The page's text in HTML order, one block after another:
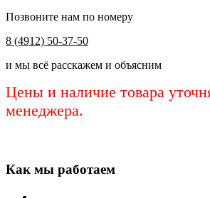
Позвоните нам по номеру
8 (4912) 50-37-50
и мы всё расскажем и объясним
Цены и наличие товара
менеджера.
Как мы работаем